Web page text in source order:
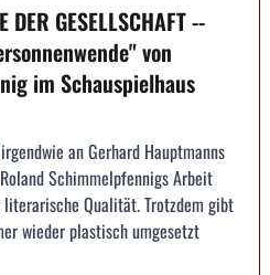
DER GESELLSCHAFT --
von
im Schauspielhaus
an Gerhard Hauptmanns
Schimmelpfennigs Arbeit
Qualität. Trotzdem gibt
wieder plastisch umgesetzt